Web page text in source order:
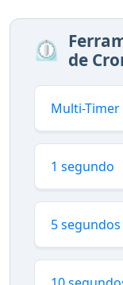
⏲️ de
Multi-Timer
1 segundo
5 segundos